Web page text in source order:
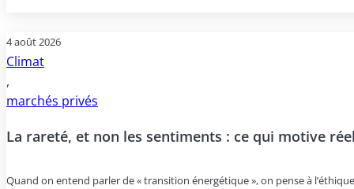
4 août 2026
Climat
,
marchés privés
La rareté, et non les sentiments : ce qui motive
Quand on entend parler de « transition énergétique », on pense à